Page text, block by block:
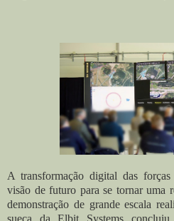
A transformação digital das
visão de futuro para se tornar uma
demonstração de grande escala